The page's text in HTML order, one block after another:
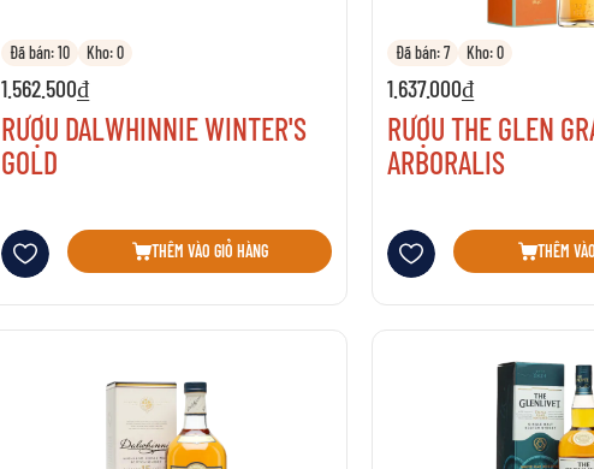
Đã bán: 10 Kho: 0
1.562.500₫
RƯỢU DALWHINNIE WINTER'S
GOLD
Thêm vào danh sách yêu thích
THÊM VÀO GIỎ HÀNG
Đã bán: 7 Kho: 0
1.637.000₫
RƯỢU THE GLEN
ARBORALIS
Thêm vào danh sách yêu thích
THÊM